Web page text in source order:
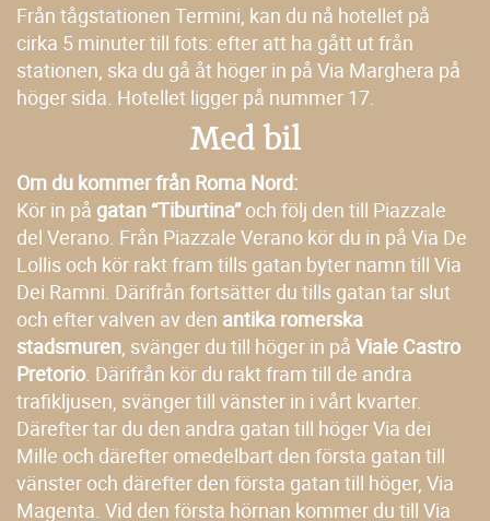
Från tågstationen Termini, kan du nå hotellet på
cirka 5 minuter till fots: efter att ha gått ut från
stationen, ska du gå åt höger in på Via Marghera på
höger sida. Hotellet ligger på nummer 17.
Med bil
Om du kommer från Roma Nord:
Kör in på gatan “Tiburtina”och följ den till Piazzale
del Verano. Från Piazzale Verano kör du in på Via De
Lollis och kör rakt fram tills gatan byter namn till Via
Dei Ramni. Därifrån fortsätter du tills gatan tar slut
och efter valven av den antika romerska
stadsmuren , svänger du till höger in på Viale Castro
Pretorio . Därifrån kör du rakt fram till de andra
trafikljusen, svänger till vänster in i vårt kvarter.
Därefter tar du den andra gatan till höger Via dei
Mille och därefter omedelbart den första gatan till
vänster och därefter den första gatan till höger, Via
Magenta. Vid den första hörnan kommer du till Via